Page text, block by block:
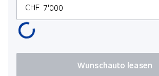
CHF
Wunschauto leasen